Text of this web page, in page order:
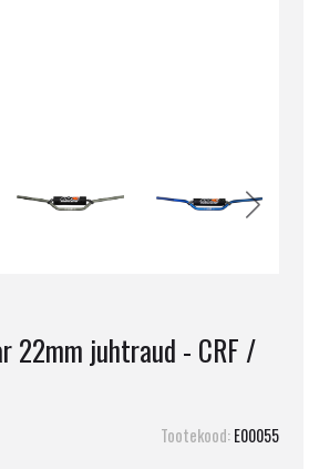
22mm juhtraud - CRF /
Tootekood:E00055